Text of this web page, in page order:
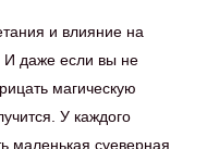
и влияние на
И даже если вы не
магическую
У каждого
маленькая суеверная